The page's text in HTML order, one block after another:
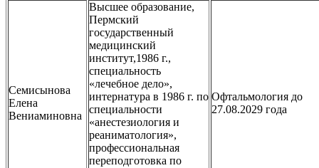
Семисынова
Елена
Вениаминовна
Высшее образование,
Пермский
государственный
медицинский
институт,1986 г.,
специальность
«лечебное дело»,
интернатура в 1986 г. по
специальности
«анестезиология и
реаниматология»,
профессиональная
переподготовка по
Офтальмология до
27.08.2029 года